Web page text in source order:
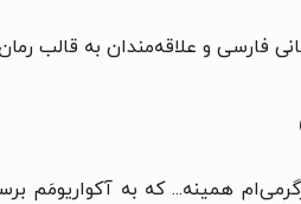
فارسی و علاقه‌مندان به قالب
همینه... که به آکواریومَم